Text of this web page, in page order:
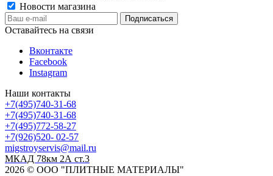
Новости магазина
Оставайтесь на связи
Вконтакте
Facebook
Instagram
Наши контакты
+7(495)740-31-68
+7(495)740-31-68
+7(495)772-58-27
+7(926)520- 02-57
migstroyservis@mail.ru
МКАД 78км 2А ст.3
2026 © ООО "ПЛИТНЫЕ МАТЕРИАЛЫ"